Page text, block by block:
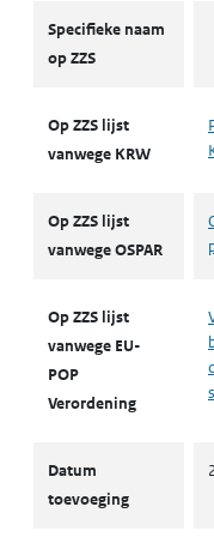
Specifieke naam
op ZZS
Op ZZS lijst
vanwege KRW
Op ZZS lijst
vanwege OSPAR
Op ZZS lijst
vanwege EU-
POP
Verordening
Datum
toevoeging